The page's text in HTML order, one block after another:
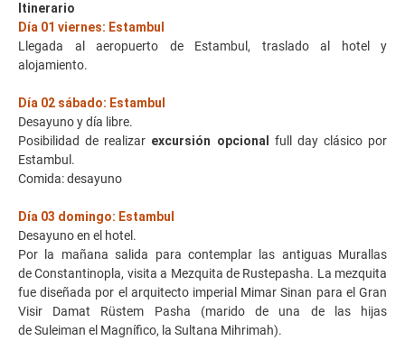
Itinerario
Día 01 viernes: Estambul
Llegada al aeropuerto de Estambul, traslado al hotel y
alojamiento.
Día 02 sábado: Estambul
Desayuno y día libre.
Posibilidad de realizar excursión opcional
full day clásico por
Estambul.
Comida: desayuno
Día 03 domingo: Estambul
Desayuno en el hotel.
Por la mañana salida para contemplar las antiguas Murallas
de Constantinopla, visita a Mezquita de Rustepasha. La mezquita
fue diseñada por el arquitecto imperial Mimar Sinan para el Gran
Visir Damat Rüstem Pasha (marido de una de las hijas
de Suleiman el Magnífico, la Sultana Mihrimah).